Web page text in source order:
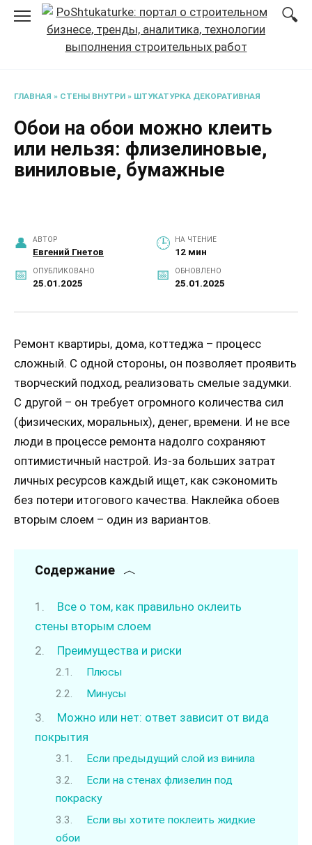
Перейти
содержанию
ГЛАВНАЯ » СТЕНЫ ВНУТРИ » ШТУКАТУРКА ДЕКОРАТИВНАЯ
Обои на обои можно клеить
или нельзя: флизелиновые,
виниловые, бумажные
АВТОР
Евгений Гнетов
НА ЧТЕНИЕ
12 мин
ОПУБЛИКОВАНО
25.01.2025
ОБНОВЛЕНО
25.01.2025
Ремонт квартиры, дома, коттеджа – процесс
сложный. С одной стороны, он позволяет проявить
творческий подход, реализовать смелые задумки.
С другой – он требует огромного количества сил
(физических, моральных), денег, времени. И не все
люди в процессе ремонта надолго сохраняют
оптимистичный настрой. Из-за больших затрат
личных ресурсов каждый ищет, как сэкономить
без потери итогового качества. Наклейка обоев
вторым слоем – один из вариантов.
Содержание
Все о том, как правильно оклеить
стены вторым слоем
Преимущества и риски
Плюсы
Минусы
Можно или нет: ответ зависит от вида
покрытия
Если предыдущий слой из винила
Если на стенах флизелин под
покраску
Если вы хотите поклеить жидкие
обои